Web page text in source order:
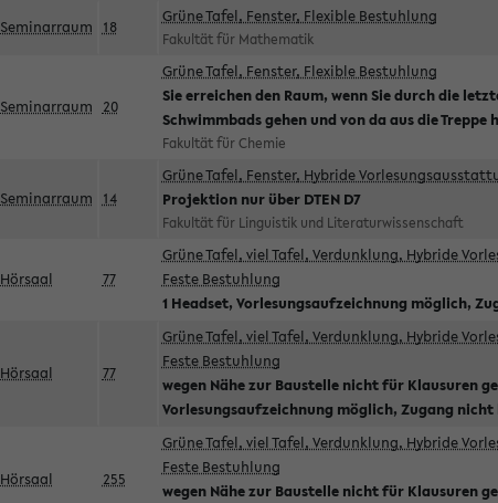
Seminarraum 18
Grüne Tafel, Fenster, Flexible Bestuhlung
Fakultät für Mathematik
Seminarraum 20
Grüne Tafel, Fenster, Flexible Bestuhlung
Sie erreichen den Raum, wenn Sie durch die
Schwimmbads gehen und von da aus die Treppe
Fakultät für Chemie
Seminarraum 14
Grüne Tafel, Fenster, Hybride
Projektion nur über DTEN D7
Fakultät für Linguistik und Literaturwissenschaft
Hörsaal 77
Grüne Tafel, viel Tafel, Verdunklung, Hybride
Feste Bestuhlung
1 Headset, Vorlesungsaufzeichnung möglich,
Hörsaal 77
Grüne Tafel, viel Tafel, Verdunklung, Hybride
Feste Bestuhlung
wegen Nähe zur Baustelle nicht für Klausuren
Vorlesungsaufzeichnung möglich, Zugang
Hörsaal 255
Grüne Tafel, viel Tafel, Verdunklung, Hybride
Feste Bestuhlung
wegen Nähe zur Baustelle nicht für Klausuren